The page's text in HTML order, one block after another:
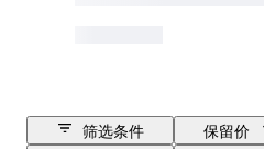
筛选条件 保留价